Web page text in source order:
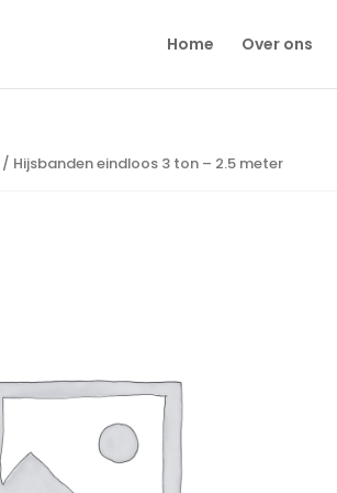
Home Over ons
/ Hijsbanden eindloos 3 ton – 2.5 meter